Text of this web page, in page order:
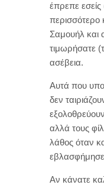
έπρεπε εσείς
περισσότερο
Σαμουήλ και
τιμωρήσατε
ασέβεια.
Αυτά που
δεν
αλλά τους
λάθος όταν
Αν κάνατε